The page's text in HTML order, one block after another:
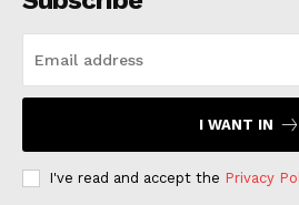
I WANT IN
I've read and accept the Privacy